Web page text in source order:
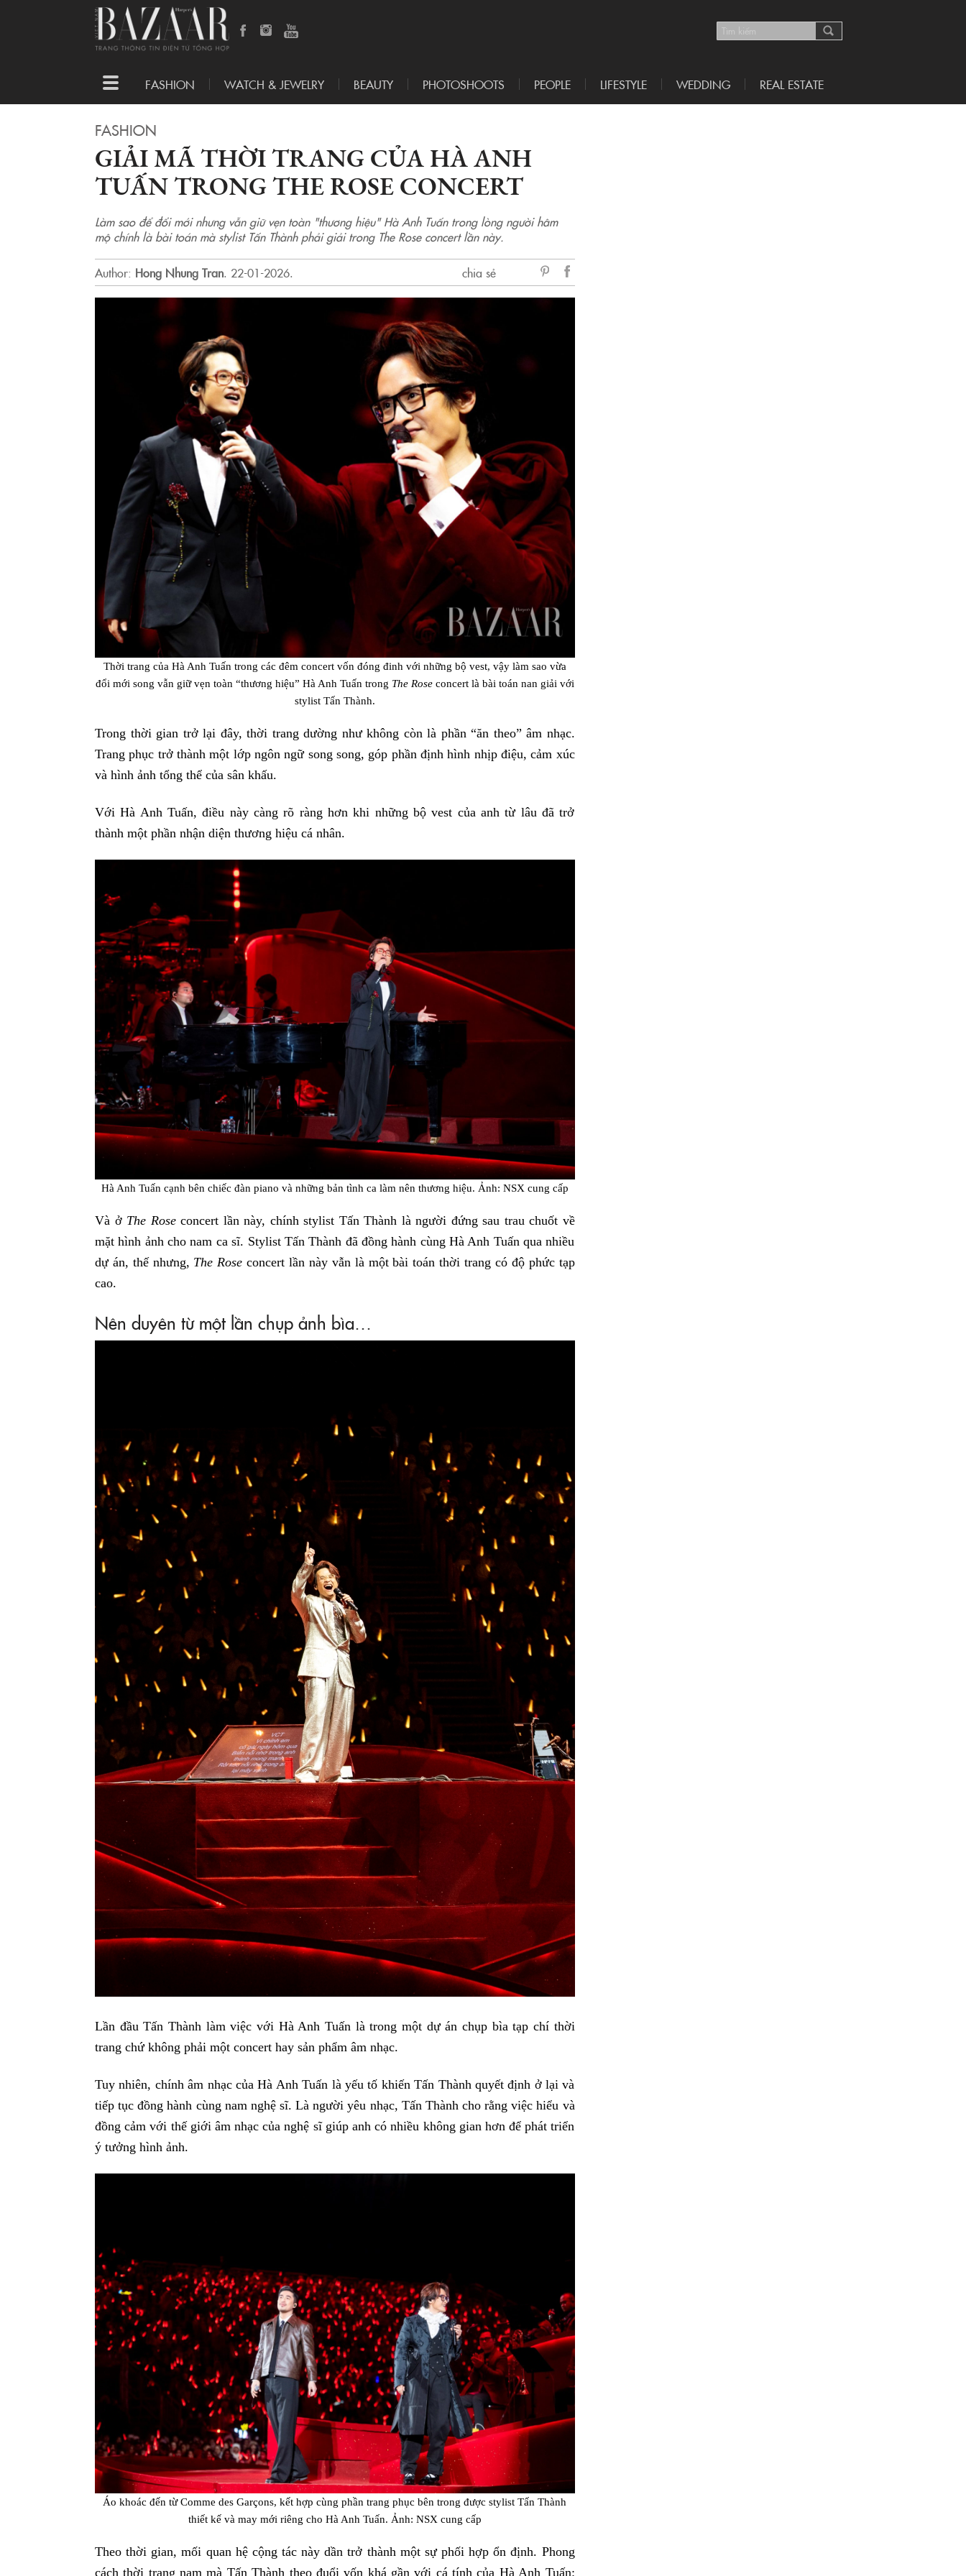
Toggle
navigation
FASHION WATCH & JEWELRY BEAUTY PHOTOSHOOTS PEOPLE LIFESTYLE WEDDING REAL ESTATE
FASHION
GIẢI MÃ THỜI TRANG CỦA HÀ ANH
TUẤN TRONG THE ROSE CONCERT
Làm sao để đổi mới nhưng vẫn giữ vẹn toàn "thương hiệu" Hà Anh Tuấn trong lòng người hâm
mộ chính là bài toán mà stylist Tấn Thành phải giải trong The Rose concert lần này.
Author: Hong Nhung Tran. 22-01-2026.
chia sẻ
Thời trang của Hà Anh Tuấn trong các đêm concert vốn đóng đinh với những bộ vest, vậy làm sao vừa
đổi mới song vẫn giữ vẹn toàn “thương hiệu” Hà Anh Tuấn trong The Roseconcert là bài toán nan giải với
stylist Tấn Thành.
Trong thời gian trở lại đây, thời trang dường như không còn là phần “ăn theo” âm nhạc.
Trang phục trở thành một lớp ngôn ngữ song song, góp phần định hình nhịp điệu, cảm xúc
và hình ảnh tổng thể của sân khấu.
Với Hà Anh Tuấn, điều này càng rõ ràng hơn khi những bộ vest của anh từ lâu đã trở
thành một phần nhận diện thương hiệu cá nhân.
Hà Anh Tuấn cạnh bên chiếc đàn piano và những bản tình ca làm nên thương hiệu. Ảnh: NSX cung cấp
Và ở The Roseconcert lần này, chính stylist Tấn Thành là người đứng sau trau chuốt về
mặt hình ảnh cho nam ca sĩ. Stylist Tấn Thành đã đồng hành cùng Hà Anh Tuấn qua nhiều
dự án, thế nhưng, The Rose concert lần này vẫn là một bài toán thời trang có độ phức tạp
cao.
Nên duyên từ một lần chụp ảnh bìa…
Lần đầu Tấn Thành làm việc với Hà Anh Tuấn là trong một dự án chụp bìa tạp chí thời
trang chứ không phải một concert hay sản phẩm âm nhạc.
Tuy nhiên, chính âm nhạc của Hà Anh Tuấn là yếu tố khiến Tấn Thành quyết định ở lại và
tiếp tục đồng hành cùng nam nghệ sĩ. Là người yêu nhạc, Tấn Thành cho rằng việc hiểu và
đồng cảm với thế giới âm nhạc của nghệ sĩ giúp anh có nhiều không gian hơn để phát triển
ý tưởng hình ảnh.
Áo khoác đến từ Comme des Garçons, kết hợp cùng phần trang phục bên trong được stylist Tấn Thành
thiết kế và may mới riêng cho Hà Anh Tuấn. Ảnh: NSX cung cấp
Theo thời gian, mối quan hệ cộng tác này dần trở thành một sự phối hợp ổn định. Phong
cách thời trang nam mà Tấn Thành theo đuổi vốn khá gần với cá tính của Hà Anh Tuấn: